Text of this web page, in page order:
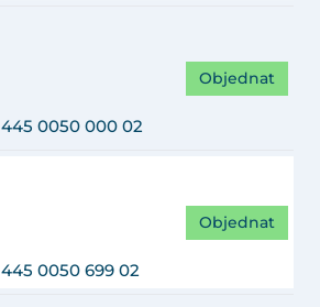
445 0050 000 02
Objednat
445 0050 699 02
Objednat